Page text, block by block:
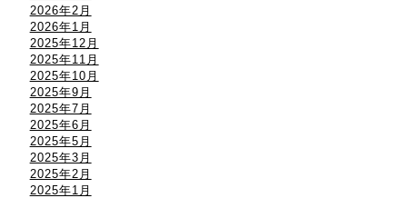
2026年2月
2026年1月
2025年12月
2025年11月
2025年10月
2025年9月
2025年7月
2025年6月
2025年5月
2025年3月
2025年2月
2025年1月